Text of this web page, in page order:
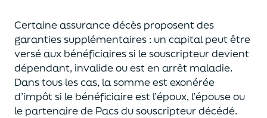
Certaine assurance décès proposentdes
garanties supplémentaires : un capitalpeut être
versé aux bénéficiaires si le souscripteur devient
dépendant, invalide ouest en arrêt maladie.
Dans tous les cas, la somme est exonérée
d’impôt si le bénéficiaire est l’époux, l’épouse ou
le partenaire de Pacsdu souscripteur décédé.